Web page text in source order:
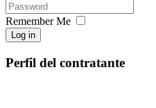
Remember Me
Log in
Perfil del contratante